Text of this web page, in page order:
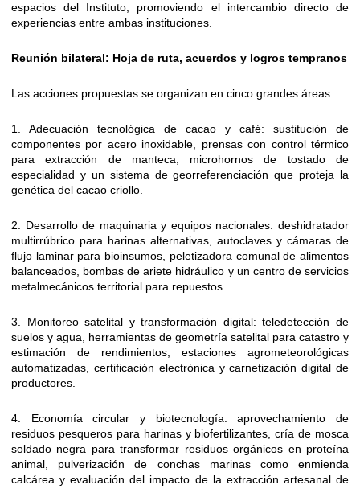
espacios del Instituto, promoviendo el intercambio directo de
experiencias entre ambas instituciones.
Reunión bilateral: Hoja de ruta, acuerdos y logros tempranos
Las acciones propuestas se organizan en cinco grandes áreas:
1. Adecuación tecnológica de cacao y café: sustitución de
componentes por acero inoxidable, prensas con control térmico
para extracción de manteca, microhornos de tostado de
especialidad y un sistema de georreferenciación que proteja la
genética del cacao criollo.
2. Desarrollo de maquinaria y equipos nacionales: deshidratador
multirrúbrico para harinas alternativas, autoclaves y cámaras de
flujo laminar para bioinsumos, peletizadora comunal de alimentos
balanceados, bombas de ariete hidráulico y un centro de servicios
metalmecánicos territorial para repuestos.
3. Monitoreo satelital y transformación digital: teledetección de
suelos y agua, herramientas de geometría satelital para catastro y
estimación de rendimientos, estaciones agrometeorológicas
automatizadas, certificación electrónica y carnetización digital de
productores.
4. Economía circular y biotecnología: aprovechamiento de
residuos pesqueros para harinas y biofertilizantes, cría de mosca
soldado negra para transformar residuos orgánicos en proteína
animal, pulverización de conchas marinas como enmienda
calcárea y evaluación del impacto de la extracción artesanal de